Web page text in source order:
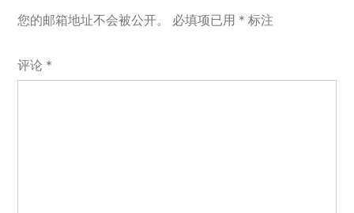
您的邮箱地址不会被公开。 必填项已用 * 标注
评论 *